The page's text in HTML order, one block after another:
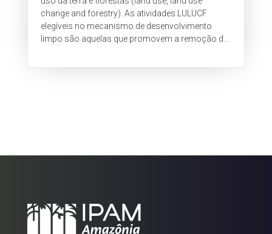
change and forestry). As atividades LULUCF
elegíveis no mecanismo de desenvolvimento
limpo são aquelas que promovem a remoção de